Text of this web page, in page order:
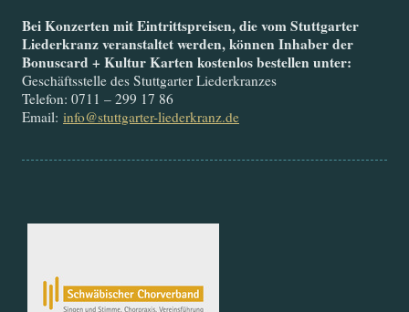
Bei Konzerten mit Eintrittspreisen, die vom Stuttgarter
Liederkranz veranstaltet werden, können Inhaber der
Bonuscard + Kultur Karten kostenlos bestellen unter:
Geschäftsstelle des Stuttgarter Liederkranzes
Telefon: 0711 – 299 17 86
Email: info@stuttgarter-liederkranz.de